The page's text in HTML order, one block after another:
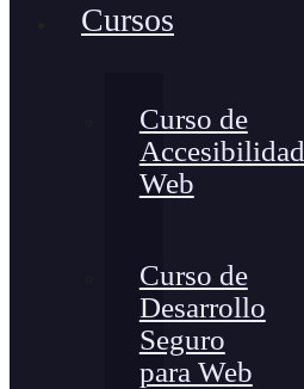
Cursos
Curso de
Accesibilidad
Web
Curso de
Desarrollo
Seguro
para Web